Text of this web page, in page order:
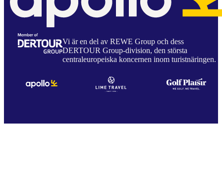
Vi är en del av REWE Group och dess
DERTOUR Group-division, den största
centraleuropeiska koncernen inom turistnäringen.